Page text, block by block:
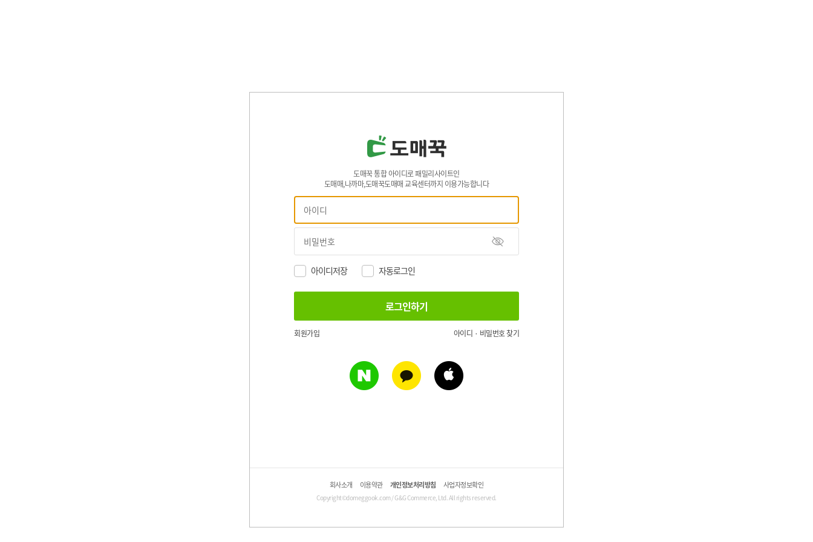
도매꾹 통합 아이디로 패밀리사이트인
도매매,나까마,도매꾹도매매 교육센터까지 이용가능합니다
아이디저장 자동로그인
회원가입 아이디 · 비밀번호 찾기
회사소개 이용약관 개인정보처리방침 사업자정보확인
Copyright©domeggook.com / G&G Commerce, Ltd. All rights reserved.